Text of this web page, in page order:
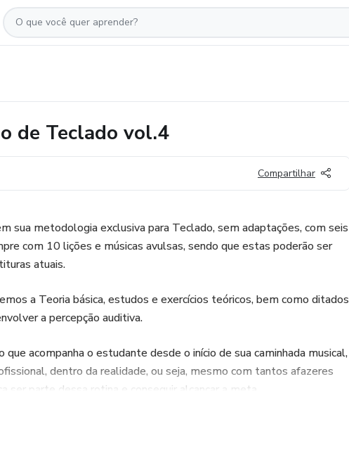
de Teclado vol.4
Compartilhar
sua metodologia exclusiva para Teclado, sem adaptações, com seis
com 10 lições e músicas avulsas, sendo que estas poderão ser
atuais.
a Teoria básica, estudos e exercícios teóricos, bem como ditados
a percepção auditiva.
acompanha o estudante desde o início de sua caminhada musical,
dentro da realidade, ou seja, mesmo com tantos afazeres
ser parte dessa rotina e conseguir alcançar a meta.